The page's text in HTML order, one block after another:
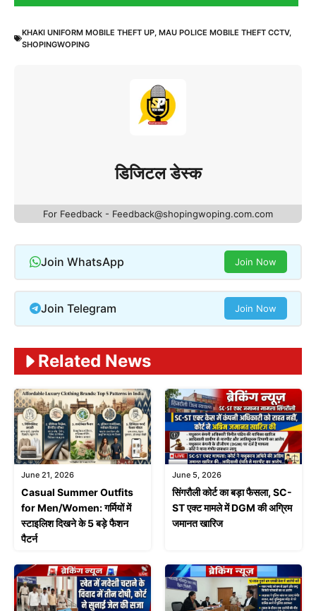
KHAKI UNIFORM MOBILE THEFT UP, MAU POLICE MOBILE THEFT CCTV,
SHOPINGWOPING
डिजिटल डेस्क
For Feedback - Feedback@shopingwoping.com.com
Join WhatsApp Join Now
Join Telegram Join Now
Related News
June 21, 2026
Casual Summer Outfits
for Men/Women: गर्मियों में
स्टाइलिश दिखने के 5 बड़े फैशन
पैटर्न
June 5, 2026
सिंगरौली कोर्ट का बड़ा फैसला, SC-
ST एक्ट मामले में DGM की अग्रिम
जमानत खारिज